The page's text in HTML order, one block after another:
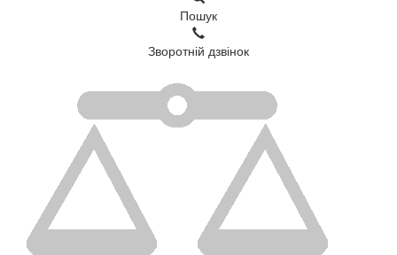
Пошук
Зворотній дзвінок